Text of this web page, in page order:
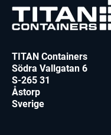
TITAN Containers
Södra Vallgatan 6
S-265 31
Åstorp
Sverige